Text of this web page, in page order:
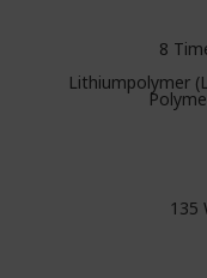
8
Lithiumpolymer
135